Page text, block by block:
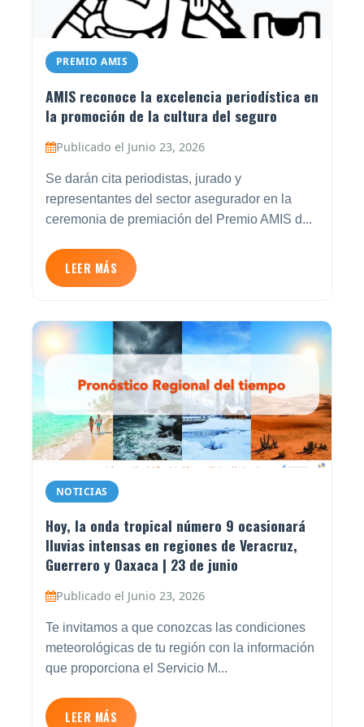
PREMIO AMIS
AMIS reconoce la excelencia periodística en
la promoción de la cultura del seguro
Publicado el Junio 23, 2026
Se darán cita periodistas, jurado y
representantes del sector asegurador en la
ceremonia de premiación del Premio AMIS d...
LEER MÁS
NOTICIAS
Hoy, la onda tropical número 9 ocasionará
lluvias intensas en regiones de Veracruz,
Guerrero y Oaxaca | 23 de junio
Publicado el Junio 23, 2026
Te invitamos a que conozcas las condiciones
meteorológicas de tu región con la información
que proporciona el Servicio M...
LEER MÁS